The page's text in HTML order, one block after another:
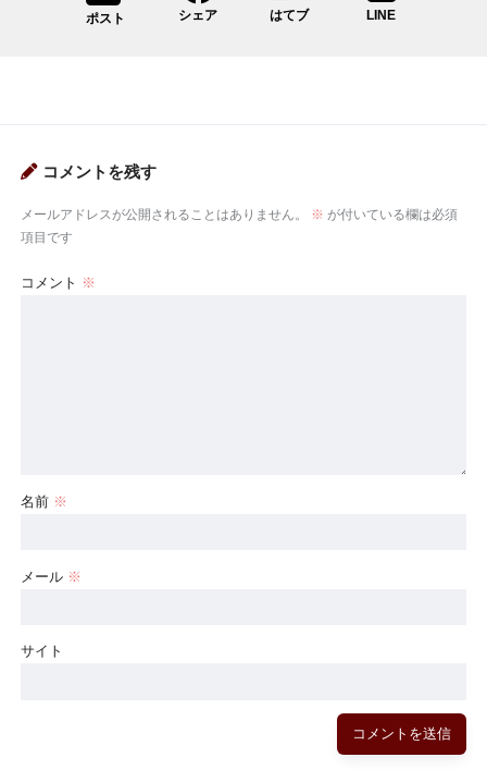
ポスト シェア はてブ LINE
コメントを残す
メールアドレスが公開されることはありません。 ※ が付いている欄は必須
項目です
コメント ※
名前 ※
メール ※
サイト